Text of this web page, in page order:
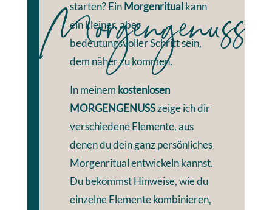
Morgengenuss
starten? EinMorgenritualkann
ein kleiner, aber
bedeutungsvoller Schritt sein,
dem näher zu kommen.
In meinem kostenlosen
MORGENGENUSSzeige ich dir
verschiedene Elemente, aus
denen du dein ganz persönliches
Morgenritual entwickeln kannst.
Du bekommst Hinweise, wie du
einzelne Elemente kombinieren,